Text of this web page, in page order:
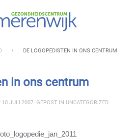
DE LOGOPEDISTEN IN ONS CENTRUM
in ons centrum
10 JULI 2007. GEPOST IN UNCATEGORIZED.